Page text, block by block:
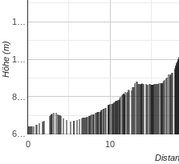
0 10
6…
8…
1…
1…
Höhe (m)